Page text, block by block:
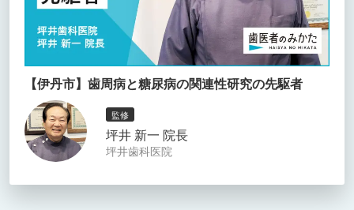
【伊丹市】歯周病と糖尿病の関連性研究の先駆者
監修
坪井 新一 院長
坪井歯科医院